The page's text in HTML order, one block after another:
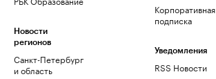
Новости
регионов
Санкт-Петербург
и область
Корпоративная
подписка
Уведомления
RSS Новости